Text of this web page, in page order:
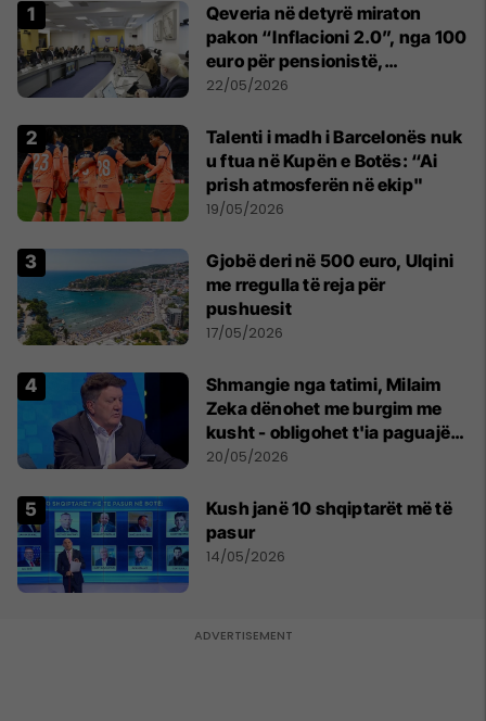
Qeveria në detyrë miraton
pakon “Inflacioni 2.0”, nga 100
euro për pensionistë,
punëtorët privat, fëmijë dhe
22/05/2026
Talenti i madh i Barcelonës nuk
u ftua në Kupën e Botës: “Ai
prish atmosferën në ekip"
19/05/2026
Gjobë deri në 500 euro, Ulqini
me rregulla të reja për
pushuesit
17/05/2026
Shmangie nga tatimi, Milaim
Zeka dënohet me burgim me
kusht - obligohet t'ia paguajë
ATK-së 81 mijë euro
20/05/2026
Kush janë 10 shqiptarët më të
pasur
14/05/2026